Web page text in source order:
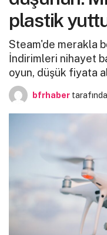
plastik
Steam'de merakla
İndirimleri nihayet
oyun, düşük fiyata
bfrhaber